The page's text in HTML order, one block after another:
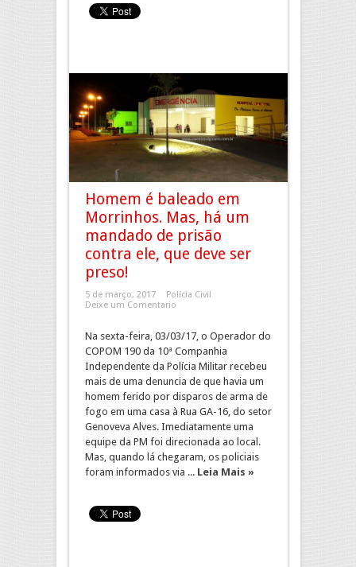
Homem é baleado em
Morrinhos. Mas, há um
mandado de prisão
contra ele, que deve ser
preso!
5 de março, 2017
Polícia Civil
Deixe um Comentario
Na sexta-feira, 03/03/17, o Operador do
COPOM 190 da 10ª Companhia
Independente da Polícia Militar recebeu
mais de uma denuncia de que havia um
homem ferido por disparos de arma de
fogo em uma casa à Rua GA-16, do setor
Genoveva Alves. Imediatamente uma
equipe da PM foi direcionada ao local.
Mas, quando lá chegaram, os policiais
foram informados via ... Leia Mais »